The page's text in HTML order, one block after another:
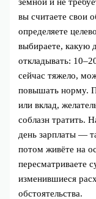
вы считаете свои
определяете
выбираете, какую
откладывать:
сейчас тяжело,
повышать норму.
или вклад,
соблазн тратить.
день зарплаты —
потом живёте на
пересматриваете
изменившиеся
обстоятельства.